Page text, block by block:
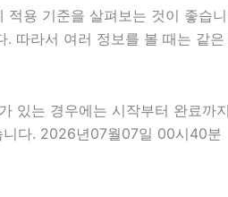
용 기준을 살펴보는 것이 좋
따라서 여러 정보를 볼 때는 같
있는 경우에는 시작부터 완료
니다. 2026년07월07일 00시40분